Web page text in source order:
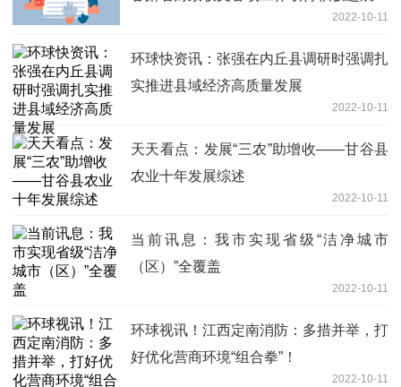
2022-10-11
环球快资讯：张强在内丘县调研时强调扎
实推进县域经济高质量发展
2022-10-11
天天看点：发展“三农”助增收——甘谷县
农业十年发展综述
2022-10-11
当前讯息：我市实现省级“洁净城市
（区）”全覆盖
2022-10-11
环球视讯！江西定南消防：多措并举，打
好优化营商环境“组合拳”！
2022-10-11